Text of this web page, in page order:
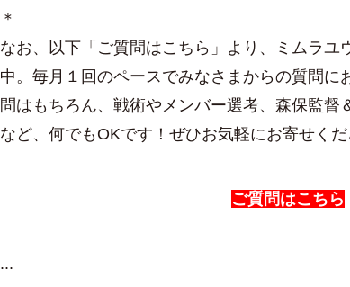
＊
なお、以下「ご質問はこちら」より、ミムラユ
中。毎月１回のペースでみなさまからの質問に
問はもちろん、戦術やメンバー選考、森保監督
など、何でもOKです！ぜひお気軽にお寄せくだ
ご質問はこちら
...